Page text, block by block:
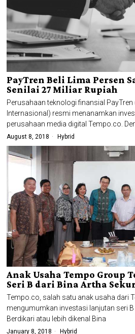
PayTren Beli Lima Persen
Senilai 27 Miliar Rupiah
Perusahaan teknologi finansial PayTren
Internasional) resmi menanamkan
perusahaan media digital Tempo.co.
August 8, 2018 Hybrid
Anak Usaha Tempo Group
Seri B dari Bina Artha
Tempo.co, salah satu anak usaha dari
mengumumkan investasi lanjutan seri
Berdikari atau lebih dikenal Bina
January 8, 2018 Hybrid